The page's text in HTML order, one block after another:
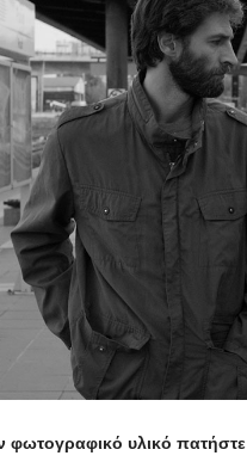
φωτογραφικό υλικό πατήστε